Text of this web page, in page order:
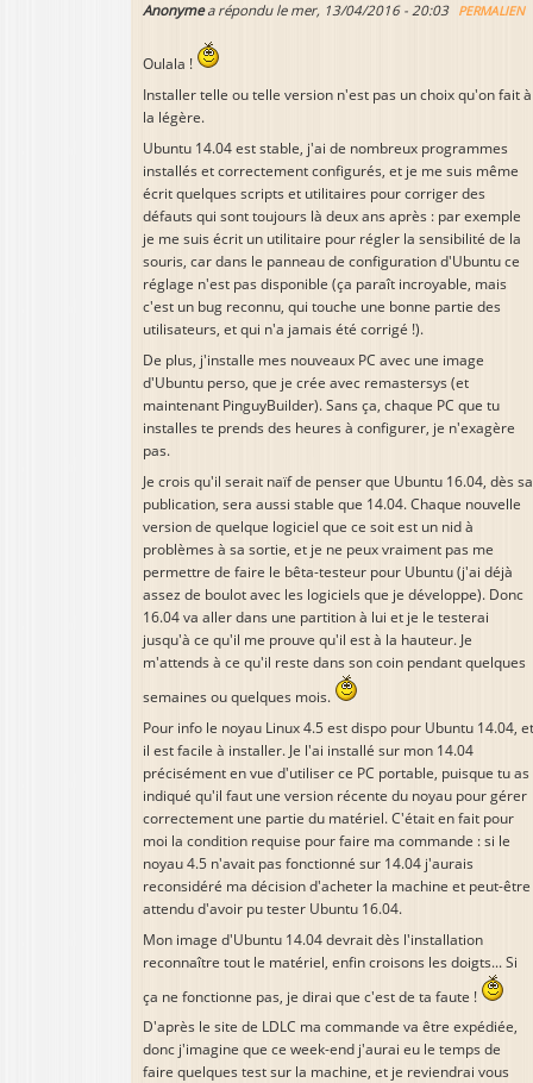
Anonymea répondu le mer, 13/04/2016 - 20:03 PERMALIEN
Oulala !
Installer telle ou telle version n'est pas un choix qu'on fait à
la légère.
Ubuntu 14.04 est stable, j'ai de nombreux programmes
installés et correctement configurés, et je me suis même
écrit quelques scripts et utilitaires pour corriger des
défauts qui sont toujours là deux ans après : par exemple
je me suis écrit un utilitaire pour régler la sensibilité de la
souris, car dans le panneau de configuration d'Ubuntu ce
réglage n'est pas disponible (ça paraît incroyable, mais
c'est un bug reconnu, qui touche une bonne partie des
utilisateurs, et qui n'a jamais été corrigé !).
De plus, j'installe mes nouveaux PC avec une image
d'Ubuntu perso, que je crée avec remastersys (et
maintenant PinguyBuilder). Sans ça, chaque PC que tu
installes te prends des heures à configurer, je n'exagère
pas.
Je crois qu'il serait naïf de penser que Ubuntu 16.04, dès sa
publication, sera aussi stable que 14.04. Chaque nouvelle
version de quelque logiciel que ce soit est un nid à
problèmes à sa sortie, et je ne peux vraiment pas me
permettre de faire le bêta-testeur pour Ubuntu (j'ai déjà
assez de boulot avec les logiciels que je développe). Donc
16.04 va aller dans une partition à lui et je le testerai
jusqu'à ce qu'il me prouve qu'il est à la hauteur. Je
m'attends à ce qu'il reste dans son coin pendant quelques
semaines ou quelques mois.
Pour info le noyau Linux 4.5 est dispo pour Ubuntu 14.04, et
il est facile à installer. Je l'ai installé sur mon 14.04
précisément en vue d'utiliser ce PC portable, puisque tu as
indiqué qu'il faut une version récente du noyau pour gérer
correctement une partie du matériel. C'était en fait pour
moi la condition requise pour faire ma commande : si le
noyau 4.5 n'avait pas fonctionné sur 14.04 j'aurais
reconsidéré ma décision d'acheter la machine et peut-être
attendu d'avoir pu tester Ubuntu 16.04.
Mon image d'Ubuntu 14.04 devrait dès l'installation
reconnaître tout le matériel, enfin croisons les doigts... Si
ça ne fonctionne pas, je dirai que c'est de ta faute !
D'après le site de LDLC ma commande va être expédiée,
donc j'imagine que ce week-end j'aurai eu le temps de
faire quelques test sur la machine, et je reviendrai vous